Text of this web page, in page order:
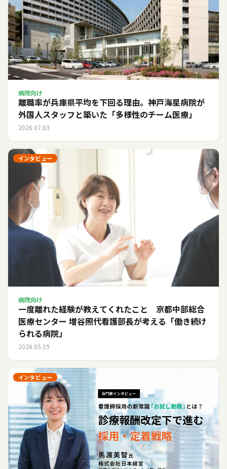
病院向け
離職率が兵庫県平均を下回る理由。神戸海星病院が
外国人スタッフと築いた「多様性のチーム医療」
2026.07.03
インタビュー
病院向け
一度離れた経験が教えてくれたこと 京都中部総合
医療センター 増谷照代看護部長が考える「働き続け
られる病院」
2026.05.19
インタビュー